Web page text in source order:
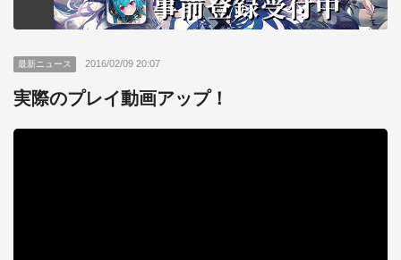
最新ニュース 2016/02/09 20:07
実際のプレイ動画アップ！